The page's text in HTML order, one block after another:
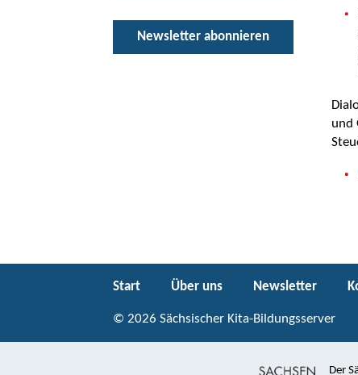
Newsletter abonnieren
und
Start Über uns Newsletter
© 2026 Sächsischer Kita-Bildungsserver
Der